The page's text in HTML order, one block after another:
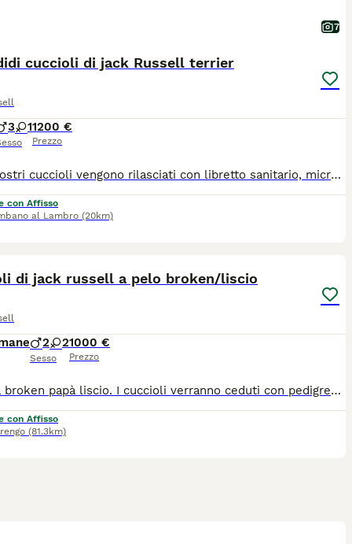
7
cuccioli di jack Russell terrier
3 11200 €
Prezzo
Tutti i nostri cuccioli vengono rilasciati con libretto sanitario, microchip vaccinazioni sverginati certificato Veterinario di buona salute, passaggio Asl e pedigree ROI. Ci sono due cuccioli a pelo raso e due a pelo broken.
con Affisso
al Lambro (20km)
di jack russell a pelo broken/liscio
2 2
Sesso
1000 €
Prezzo
Mamma broken papà liscio. I cuccioli verranno ceduti con pedigree, chip, sverminati e vaccinati. Alleviamo jack russell dal 2020, il nostro obiettivo è di affidare un futuro compagno di vita perfetto per stare con il proprio padrone in casa e poi divertirsi insieme all'area aperta.
con Affisso
(81.3km)